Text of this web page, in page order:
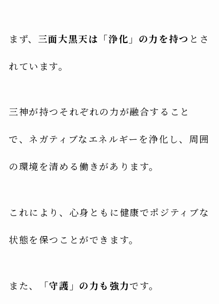
まず、 三面大黒天は「浄化」の力を持つ とさ
れています。
三神が持つそれぞれの力が融合すること
で、ネガティブなエネルギーを浄化し、周囲
の環境を清める働きがあります。
これにより、心身ともに健康でポジティブな
状態を保つことができます。
また、 「守護」の力も強力です。